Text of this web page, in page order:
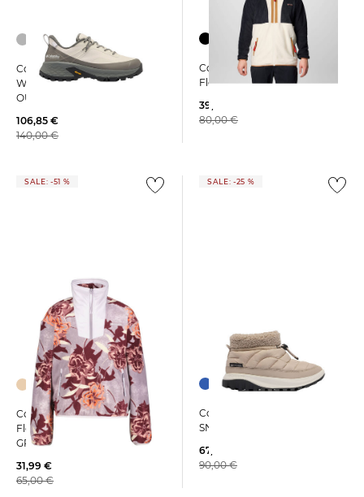
Columbia | Damen
Wanderschuhe TELLURIX
OUTDRY
106,85 €
140,00 €
Columbia | Herren
Fleecejacke BACKBOWL II
39,99 €
80,00 €
SALE: -51 %
Columbia | Damen
Fleecepullover SEQUOIA
GROVE PRINTED HALF ZIP
31,99 €
65,00 €
SALE: -25 %
Columbia | Damen Boots
SNOWTROP SHORTY
67,25 €
90,00 €